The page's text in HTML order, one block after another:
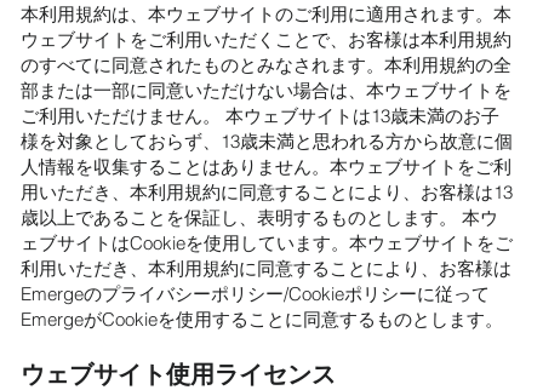
本利用規約は、本ウェブサイトのご利用に適用されます。本
ウェブサイトをご利用いただくことで、お客様は本利用規約
のすべてに同意されたものとみなされます。本利用規約の全
部または一部に同意いただけない場合は、本ウェブサイトを
ご利用いただけません。 本ウェブサイトは13歳未満のお子
様を対象としておらず、13歳未満と思われる方から故意に個
人情報を収集することはありません。本ウェブサイトをご利
用いただき、本利用規約に同意することにより、お客様は13
歳以上であることを保証し、表明するものとします。 本ウ
ェブサイトはCookieを使用しています。本ウェブサイトをご
利用いただき、本利用規約に同意することにより、お客様は
Emergeのプライバシーポリシー/Cookieポリシーに従って
EmergeがCookieを使用することに同意するものとします。
ウェブサイト使用ライセンス